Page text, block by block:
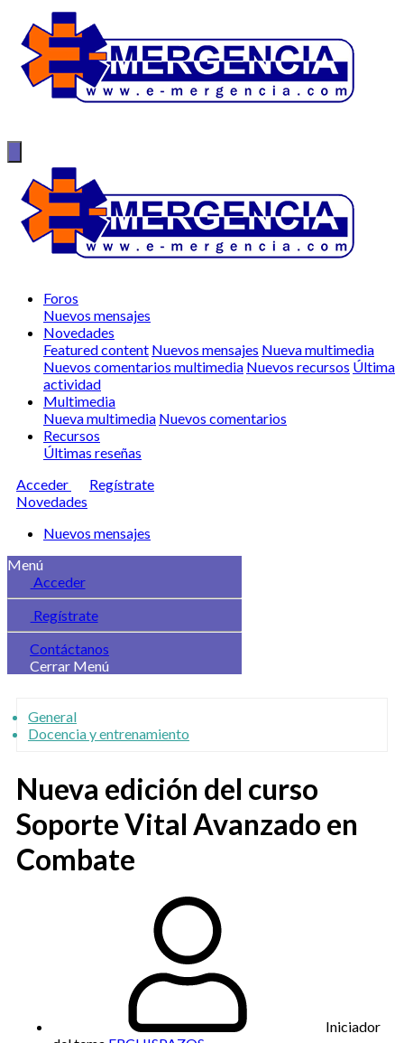
Foros
Nuevos mensajes
Novedades
Featured content Nuevos mensajes Nueva multimedia
Nuevos comentarios multimedia Nuevos recursos Última
actividad
Multimedia
Nueva multimedia Nuevos comentarios
Recursos
Últimas reseñas
Acceder
Regístrate
Novedades
Nuevos mensajes
Menú
Acceder
Regístrate
Contáctanos
Cerrar Menú
General
Docencia y entrenamiento
Nueva edición del curso
Soporte Vital Avanzado en
Combate
Iniciador